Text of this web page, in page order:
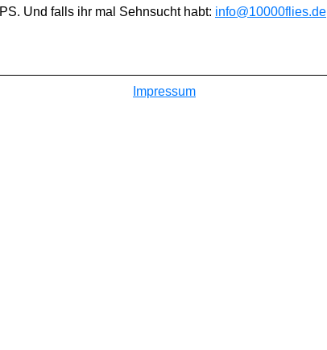
PS. Und falls ihr mal Sehnsucht habt: info@10000flies.de
Impressum